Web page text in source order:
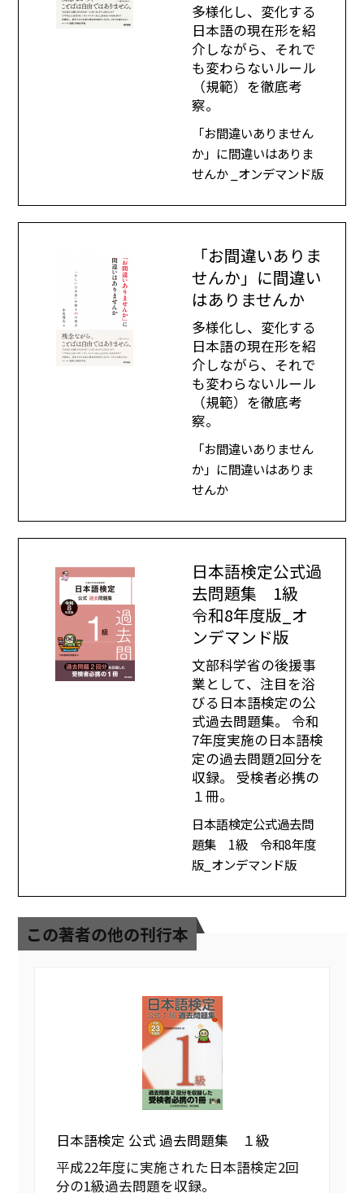
多様化し、変化する
日本語の現在形を紹
介しながら、それで
も変わらないルール
（規範）を徹底考
察。
「お間違いありません
か」に間違いはありま
せんか _オンデマンド版
「お間違いありま
せんか」に間違い
はありませんか
多様化し、変化する
日本語の現在形を紹
介しながら、それで
も変わらないルール
（規範）を徹底考
察。
「お間違いありません
か」に間違いはありま
せんか
日本語検定公式過
去問題集 1級
令和8年度版_オ
ンデマンド版
文部科学省の後援事
業として、注目を浴
びる日本語検定の公
式過去問題集。 令和
7年度実施の日本語検
定の過去問題2回分を
収録。 受検者必携の
１冊。
日本語検定公式過去問
題集 1級 令和8年度
版_オンデマンド版
この著者の他の刊行本
日本語検定 公式 過去問題集 １級
平成22年度に実施された日本語検定2回
分の1級過去問題を収録。